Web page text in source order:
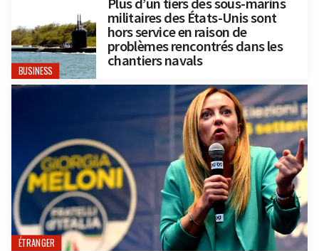
BUSINESS
militaires des États-Unis sont
hors service en raison de
problèmes rencontrés dans les
chantiers navals
ÉTRANGER